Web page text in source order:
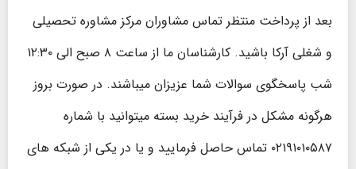
بعد از پرداخت منتظر تماس مشاوران مرکز مشاوره تحصیلی
و شغلی آرکا باشید. کارشناسان ما از ساعت ۸ صبح الی ۱۲:۳۰
شب پاسخگوی سوالات شما عزیزان میباشند. در صورت بروز
هرگونه مشکل در فرآیند خرید بسته میتوانید با شماره
۰۲۱۹۱۰۱۰۵۸۷ تماس حاصل فرمایید و یا در یکی از شبکه های